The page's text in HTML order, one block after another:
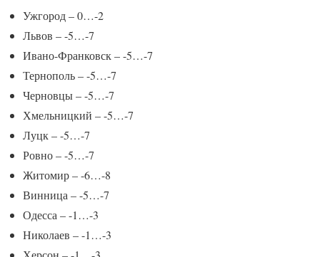
Ужгород – 0…-2
Львов – -5…-7
Ивано-Франковск – -5…-7
Тернополь – -5…-7
Черновцы – -5…-7
Хмельницкий – -5…-7
Луцк – -5…-7
Ровно – -5…-7
Житомир – -6…-8
Винница – -5…-7
Одесса – -1…-3
Николаев – -1…-3